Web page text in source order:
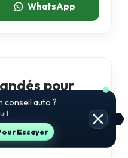
WhatsApp
pour
la marque
et estimer le prix.
D’œil